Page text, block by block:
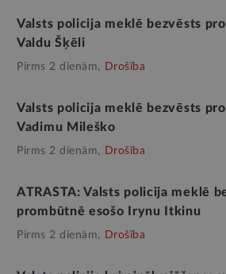
Valsts policija meklē bezvēsts
Valdu Šķēli
Pirms 2 dienām, Drošība
Valsts policija meklē bezvēsts
Vadimu Mileško
Pirms 2 dienām, Drošība
ATRASTA: Valsts policija meklē
prombūtnē esošo Irynu Itkinu
Pirms 2 dienām, Drošība